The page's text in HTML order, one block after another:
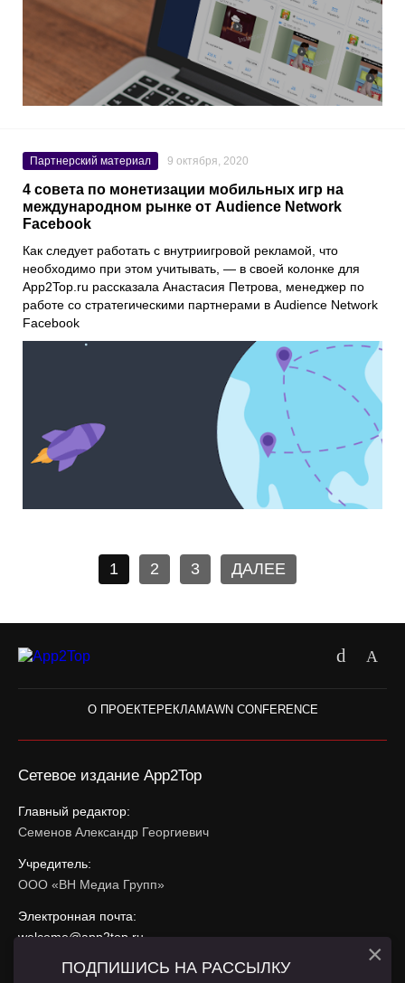
Партнерский материал 9 октября, 2020
4 совета по монетизации мобильных игр на
международном рынке от Audience Network
Facebook
Как следует работать с внутриигровой рекламой, что
необходимо при этом учитывать, — в своей колонке для
App2Top.ru рассказала Анастасия Петрова, менеджер по
работе со стратегическими партнерами в Audience Network
Facebook
1 2 3 ДАЛЕЕ
О ПРОЕКТЕРЕКЛАМАWN CONFERENCE
Сетевое издание App2Top
Главный редактор:
Семенов Александр Георгиевич
Учредитель:
ООО «ВН Медиа Групп»
Электронная почта:
welcome@app2top.ru
При использовании материалов активная ссылка на
ПОДПИШИСЬ НА РАССЫЛКУ ×